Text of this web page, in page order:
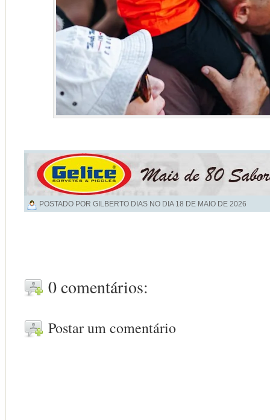
POSTADO POR GILBERTO DIAS NO DIA 18 DE MAIO DE 2026
0 comentários:
Postar um comentário